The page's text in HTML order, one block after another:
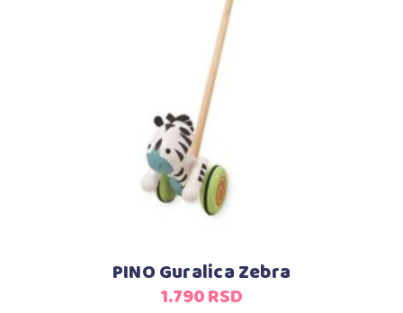
Dodaj u korpu
PINO Guralica Zebra
1.790RSD